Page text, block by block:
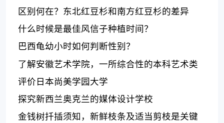
区别何在？东北红豆杉和南方红豆杉的差异
什么时候是最佳风信子种植时间？
巴西龟幼小时如何判断性别？
了解安徽艺术学院，一所综合性的本科艺术类
高校
评价日本尚美学园大学
探究新西兰奥克兰的媒体设计学校
金钱树扦插须知，新鲜枝条及适当剪枝是关键